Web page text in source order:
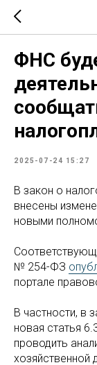
ФНС
2025-07-24 15:27
В закон о
внесены
новыми
№ 254-ФЗ
портале
В частности, в
новая статья
проводить
хозяйственной